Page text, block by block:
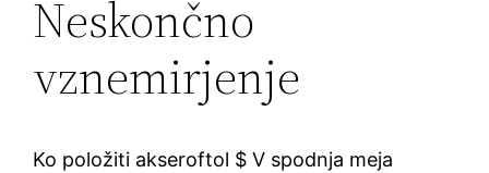
Neskončno
vznemirjenje
Ko položiti akseroftol $ V spodnja meja